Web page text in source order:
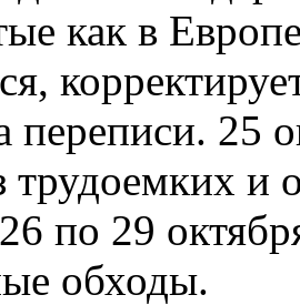
как в
переписи. 25
и
по 29
обходы.